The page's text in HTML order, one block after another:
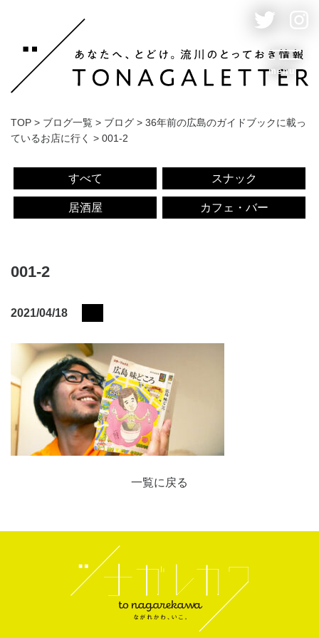
menu
TOP > ブログ一覧 > ブログ > 36年前の広島のガイドブックに載っ
ているお店に行く > 001-2
すべて スナック
居酒屋 カフェ・バー
001-2
2021/04/18
一覧に戻る